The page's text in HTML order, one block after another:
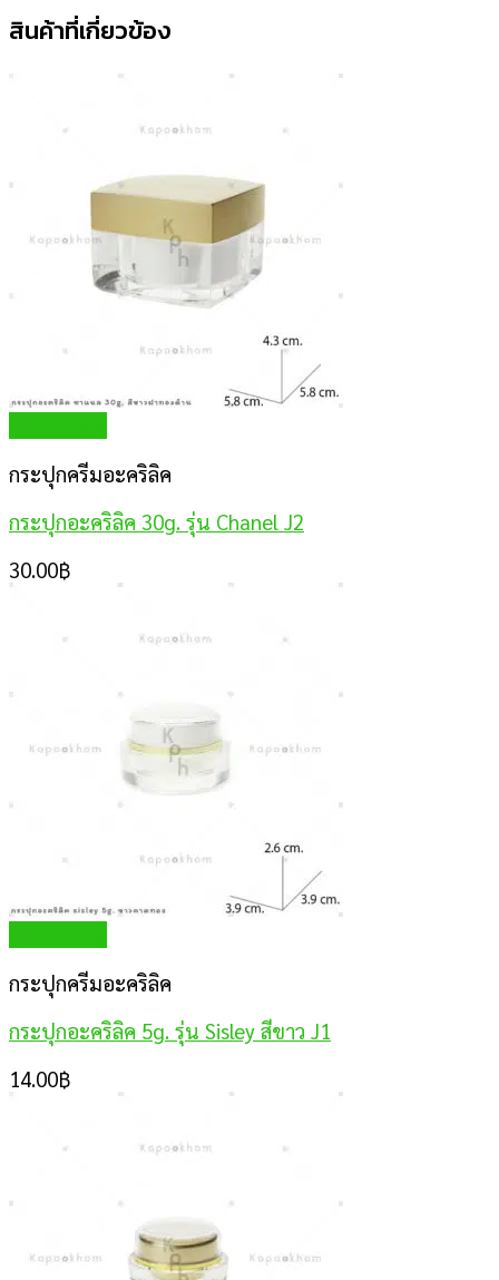
สินค้าที่เกี่ยวข้อง
กระปุกครีมอะคริลิค
กระปุกอะคริลิค 30g. รุ่น Chanel J2
30.00฿
กระปุกครีมอะคริลิค
กระปุกอะคริลิค 5g. รุ่น Sisley สีขาว J1
14.00฿